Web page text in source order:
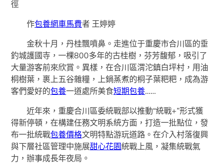
徑
作包養網車馬費者 王婷婷
金秋十月，丹桂飄噴鼻。走進位于重慶市合川區的垂
釣城護國寺，一棵800多年的古桂樹，芬芳馥郁，吸引了
大量游客前來欣賞。異樣，在合川區渭沱鎮白坪村，用油
桐樹葉，裹上五谷雜糧，上鍋蒸煮的桐子葉粑粑，成為游
客們愛好的包養一道處所美食短期包養……
近年來，重慶合川區委統戰部以推動“統戰+”形式獲
得新停頓，在構建任務文明系統方面，打造一批點位，發
布一批統戰包養價格文明特點游玩道路。在介入村落復興
與下層社區管理中施展甜心花園統戰上風，凝集統戰氣
力，辦事成長年夜局。